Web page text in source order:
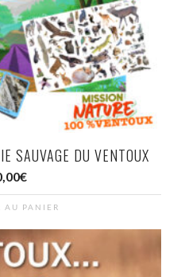
SAUVAGE DU VENTOUX
€
AU PANIER